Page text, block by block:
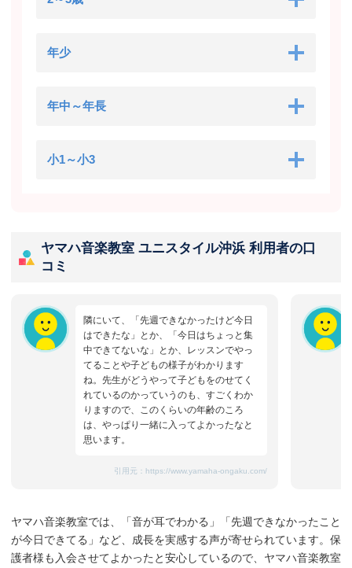
年少
年中～年長
小1～小3
ヤマハ音楽教室 ユニスタイル沖浜 利用者の口
コミ
隣にいて、「先週できなかったけど今日
はできたな」とか、「今日はちょっと集
中できてないな」とか、レッスンでやっ
てることや子どもの様子がわかります
ね。先生がどうやって子どもをのせてく
れているのかっていうのも、すごくわか
りますので、このくらいの年齢のころ
は、やっぱり一緒に入ってよかったなと
思います。
引用元： https://www.yamaha-ongaku.com/
ヤマハ音楽教室では、「音が耳でわかる」「先週できなかったこと
が今日できてる」など、成長を実感する声が寄せられています。保
護者様も入会させてよかったと安心しているので、ヤマハ音楽教室